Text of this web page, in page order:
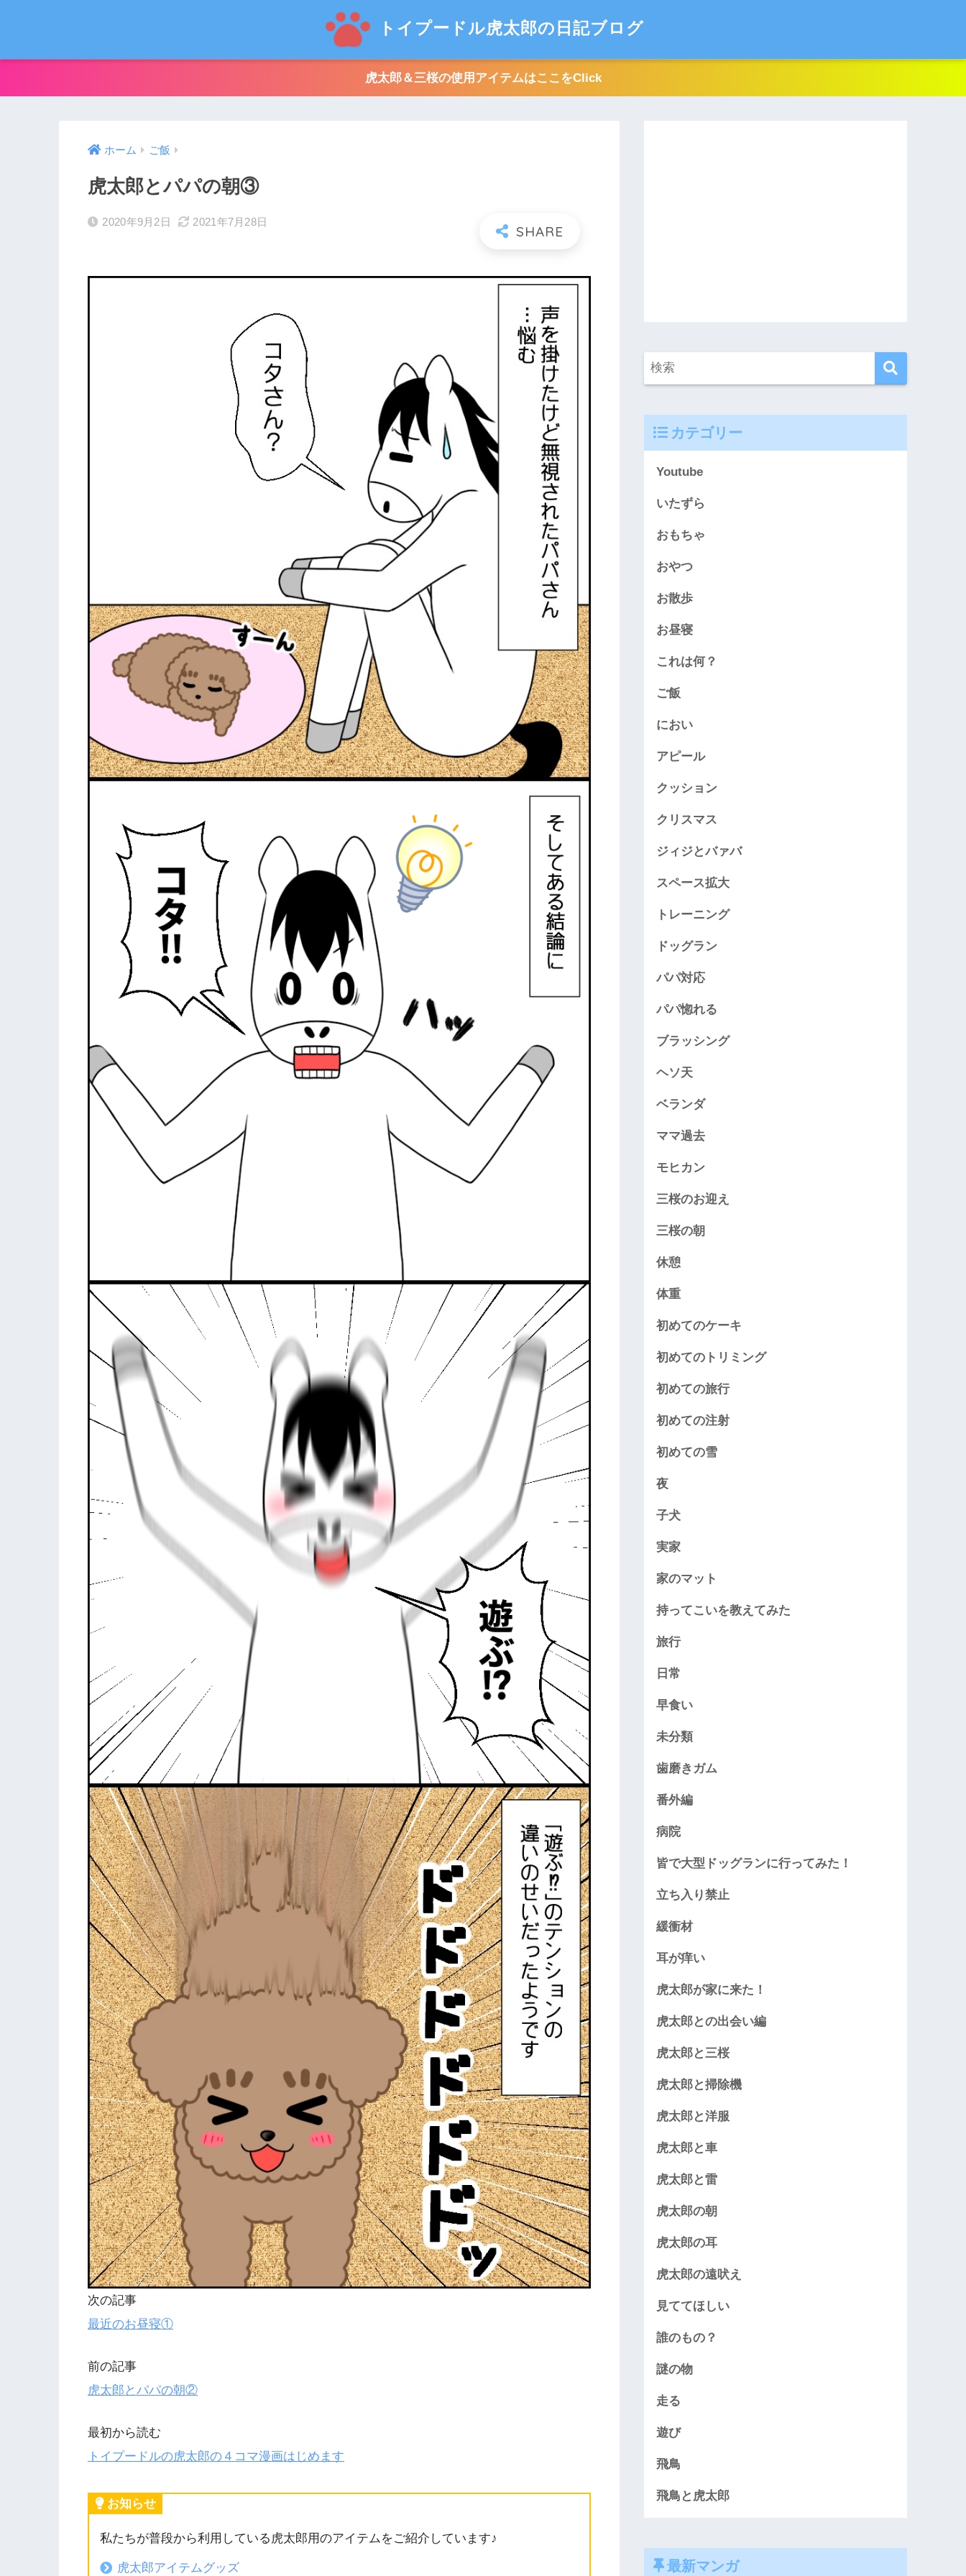
トイプードル虎太郎の日記ブログ
虎太郎＆三桜の使用アイテムはここをClick
ホーム ご飯
虎太郎とパパの朝③
2020年9月2日 2021年7月28日
次の記事
最近のお昼寝①
前の記事
虎太郎とパパの朝②
最初から読む
トイプードルの虎太郎の４コマ漫画はじめます
お知らせ
私たちが普段から利用している虎太郎用のアイテムをご紹介しています♪
虎太郎アイテムグッズ
カテゴリー
Youtube
いたずら
おもちゃ
おやつ
お散歩
お昼寝
これは何？
ご飯
におい
アピール
クッション
クリスマス
ジィジとバァバ
スペース拡大
トレーニング
ドッグラン
パパ対応
パパ惚れる
ブラッシング
ヘソ天
ベランダ
ママ過去
モヒカン
三桜のお迎え
三桜の朝
休憩
体重
初めてのケーキ
初めてのトリミング
初めての旅行
初めての注射
初めての雪
夜
子犬
実家
家のマット
持ってこいを教えてみた
旅行
日常
早食い
未分類
歯磨きガム
番外編
病院
皆で大型ドッグランに行ってみた！
立ち入り禁止
緩衝材
耳が痒い
虎太郎が家に来た！
虎太郎との出会い編
虎太郎と三桜
虎太郎と掃除機
虎太郎と洋服
虎太郎と車
虎太郎と雷
虎太郎の朝
虎太郎の耳
虎太郎の遠吠え
見ててほしい
誰のもの？
謎の物
走る
遊び
飛鳥
飛鳥と虎太郎
最新マンガ